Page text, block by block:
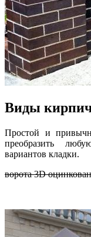
Виды
Простой и
преобразить
вариантов кладки.
ворота 3D